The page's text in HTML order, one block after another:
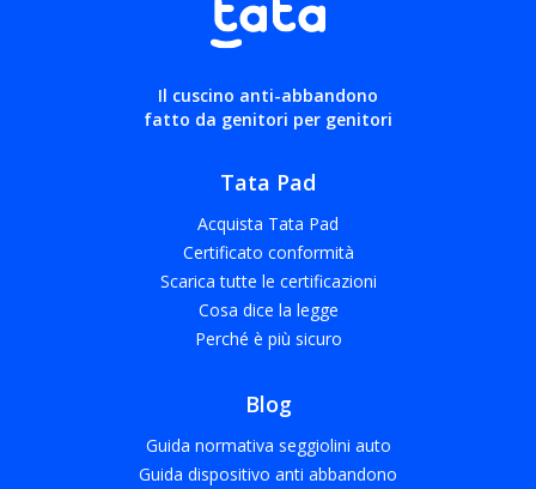
Il cuscino anti-abbandono
fatto da genitori per genitori
Tata Pad
Acquista Tata Pad
Certificato conformità
Scarica tutte le certificazioni
Cosa dice la legge
Perché è più sicuro
Blog
Guida normativa seggiolini auto
Guida dispositivo anti abbandono